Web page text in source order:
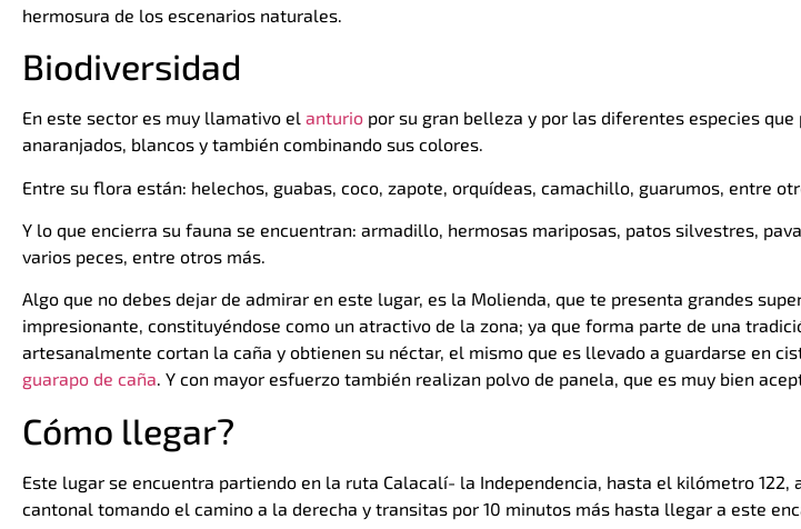
hermosura de los escenarios naturales.
Biodiversidad
En este sector es muy llamativo el anturio por su gran belleza y por las diferentes especies
anaranjados, blancos y también combinando sus colores.
Entre su flora están: helechos, guabas, coco, zapote, orquídeas, camachillo, guarumos, entre
Y lo que encierra su fauna se encuentran: armadillo, hermosas mariposas, patos silvestres,
varios peces, entre otros más.
Algo que no debes dejar de admirar en este lugar, es la Molienda, que te presenta grandes
impresionante, constituyéndose como un atractivo de la zona; ya que forma parte de una
artesanalmente cortan la caña y obtienen su néctar, el mismo que es llevado a guardarse en
guarapo de caña. Y con mayor esfuerzo también realizan polvo de panela, que es muy bien
Cómo llegar?
Este lugar se encuentra partiendo en la ruta Calacalí- la Independencia, hasta el kilómetro
cantonal tomando el camino a la derecha y transitas por 10 minutos más hasta llegar a este